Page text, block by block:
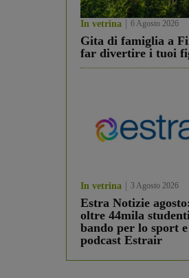
In vetrina 6 Agosto 2026
Gita di famiglia a
far divertire i tuoi
In vetrina 3 Agosto 2026
Estra Notizie
oltre 44mila
bando per lo sport
podcast Estrair